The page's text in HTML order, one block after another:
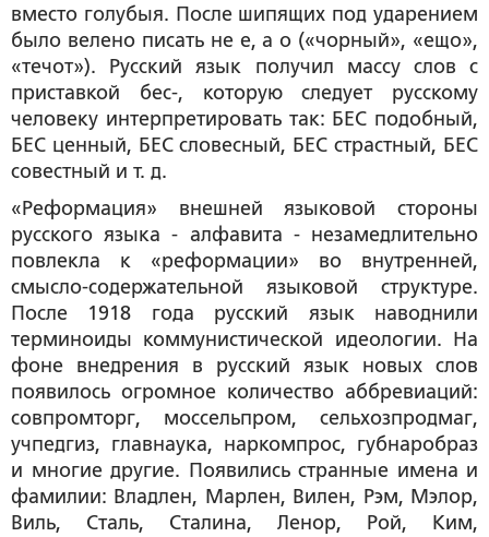
вместо голубыя. После шипящих под ударением
было велено писать не е, ао («чорный», «ещо»,
«течот»). Русский язык получил массу слов с
приставкой бес-, которую следует русскому
человеку интерпретировать так: БЕС подобный,
БЕС ценный, БЕС словесный, БЕС страстный, БЕС
совестный и т. д.
«Реформация» внешней языковой стороны
русского языка - алфавита - незамедлительно
повлекла к «реформации» во внутренней,
смысло-содержательной языковой структуре.
После 1918 года русский язык наводнили
терминоиды коммунистической идеологии. На
фоне внедрения в русский язык новых слов
появилось огромное количество аббревиаций:
совпромторг, моссельпром, сельхозпродмаг,
учпедгиз, главнаука, наркомпрос, губнаробраз
и многие другие. Появились странные имена и
фамилии: Владлен, Марлен, Вилен, Рэм, Мэлор,
Виль, Сталь, Сталина, Ленор, Рой, Ким,